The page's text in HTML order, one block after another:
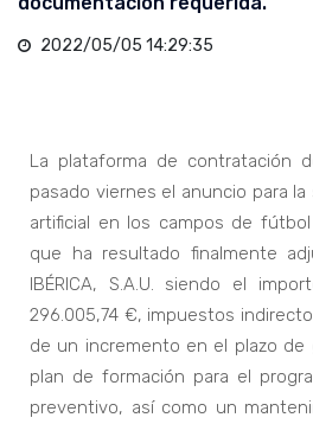
2022/05/05 14:29:35
La plataforma de contratación
pasado viernes el anuncio para
artificial en los campos de
que ha resultado finalmente
IBÉRICA, S.A.U. siendo el
296.005,74 €, impuestos
de un incremento en el plazo de
plan de formación para el
preventivo, así como un